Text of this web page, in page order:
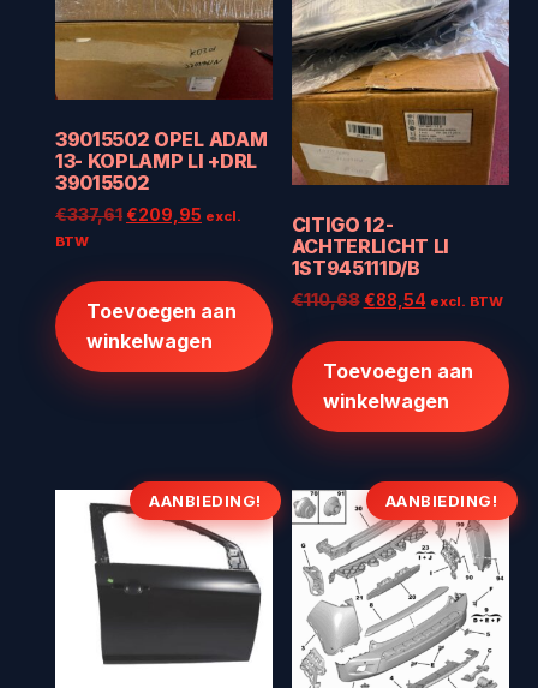
39015502 OPEL ADAM
13- KOPLAMP LI +DRL
39015502
€337,61Oorspronkelijke
€209,95 Huidige
€209,95.
excl.
BTW
Toevoegen aan
winkelwagen
CITIGO 12-
ACHTERLICHT LI
1ST945111D/B
€110,68 Oorspronkelijke
€110,68.
€88,54Huidige
€88,54.
excl. BTW
Toevoegen aan
winkelwagen
AANBIEDING! AANBIEDING!